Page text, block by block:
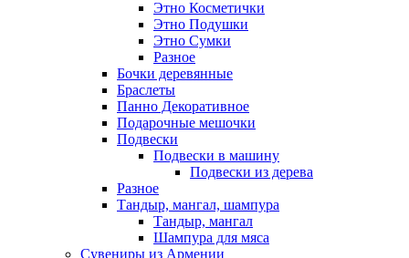
Этно Косметички
Этно Подушки
Этно Сумки
Разное
Бочки деревянные
Браслеты
Панно Декоративное
Подарочные мешочки
Подвески
Подвески в машину
Подвески из дерева
Разное
Тандыр, мангал, шампура
Тандыр, мангал
Шампура для мяса
Сувениры из Армении